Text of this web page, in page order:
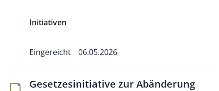
Initiativen
Eingereicht 06.05.2026
Geset­ze­si­ni­tia­tive zur Abän­de­rung